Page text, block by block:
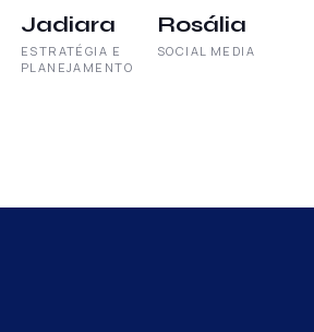
Jadiara
ESTRATÉGIA E
PLANEJAMENTO
Rosália
SOCIAL MEDIA